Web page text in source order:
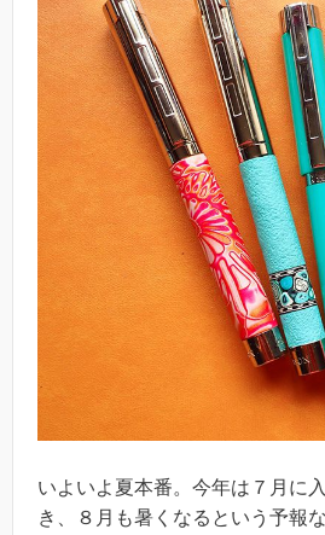
いよいよ夏本番。今年は７月に
き、８月も暑くなるという予報